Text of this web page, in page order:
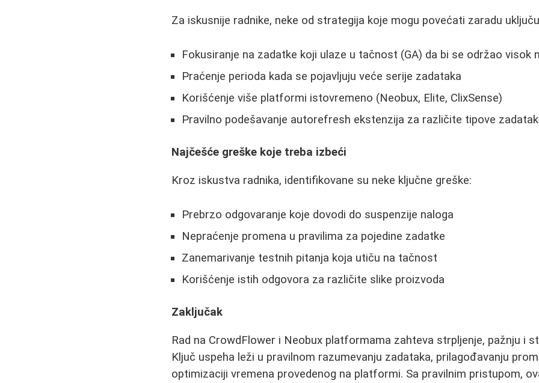
Za iskusnije radnike, neke od strategija koje mogu povećati zaradu
Fokusiranje na zadatke koji ulaze u tačnost (GA) da bi se održao visok
Praćenje perioda kada se pojavljuju veće serije zadataka
Korišćenje više platformi istovremeno (Neobux, Elite, ClixSense)
Pravilno podešavanje autorefresh ekstenzija za različite tipove
Najčešće greške koje treba izbeći
Kroz iskustva radnika, identifikovane su neke ključne greške:
Prebrzo odgovaranje koje dovodi do suspenzije naloga
Nepraćenje promena u pravilima za pojedine zadatke
Zanemarivanje testnih pitanja koja utiču na tačnost
Korišćenje istih odgovora za različite slike proizvoda
Zaključak
Rad na CrowdFlower i Neobux platformama zahteva strpljenje, pažnju i
Ključ uspeha leži u pravilnom razumevanju zadataka, prilagođavanju
optimizaciji vremena provedenog na platformi. Sa pravilnim pristupom,